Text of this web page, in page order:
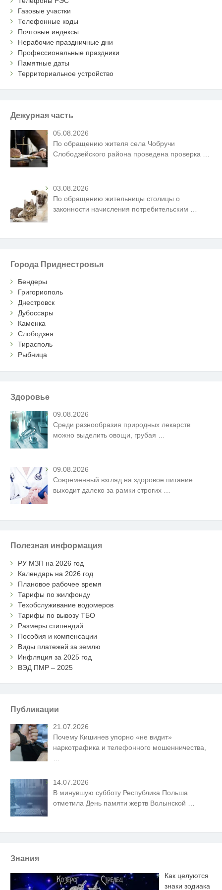
Газовые участки
Телефонные коды
Почтовые индексы
Нерабочие праздничные дни
Профессиональные праздники
Памятные даты
Территориальное устройство
Дежурная часть
05.08.2026
По обращению жителя села Чобручи
Слободзейского района проведена проверка
03.08.2026
По обращению жительницы столицы о
законности начисления потребительским
Города Приднестровья
Бендеры
Григориополь
Днестровск
Дубоссары
Каменка
Слободзея
Тирасполь
Рыбница
Здоровье
09.08.2026
Среди разнообразия природных лекарств
можно выделить овощи, грубая
09.08.2026
Современный взгляд на здоровое питание
выходит далеко за рамки строгих …
Полезная информация
РУ МЗП на 2026 год
Календарь на 2026 год
Плановое рабочее время
Тарифы по жилфонду
Техобслуживание водомеров
Тарифы по вывозу ТБО
Размеры стипендий
Пособия и компенсации
Виды платежей за землю
Инфляция за 2025 год
ВЭД ПМР – 2025
Публикации
21.07.2026
Почему Кишинев упорно «не видит»
наркотрафика и телефонного мошенничества,
…
14.07.2026
В минувшую субботу Республика Польша
отметила День памяти жертв Волынской
Знания
Как целуются
знаки зодиака